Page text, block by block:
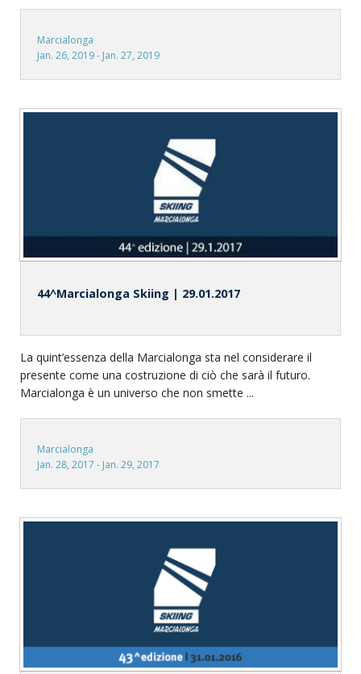
Marcialonga
Jan. 26, 2019 - Jan. 27, 2019
44^Marcialonga Skiing | 29.01.2017
La quint’essenza della Marcialonga sta nel considerare il
presente come una costruzione di ciò che sarà il futuro.
Marcialonga è un universo che non smette ...
Marcialonga
Jan. 28, 2017 - Jan. 29, 2017